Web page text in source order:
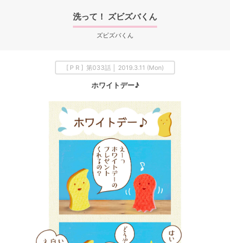
洗って！ ズビズバくん
ズビズバくん
[ P R ] 第033話 │ 2019.3.11 (Mon)
ホワイトデー♪